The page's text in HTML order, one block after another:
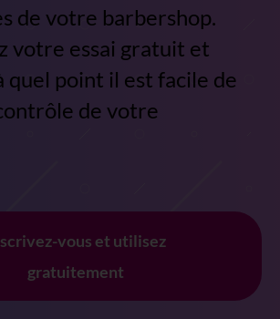
de votre barbershop.
votre essai gratuit et
quel point il est facile de
de votre
vous et utilisez
gratuitement